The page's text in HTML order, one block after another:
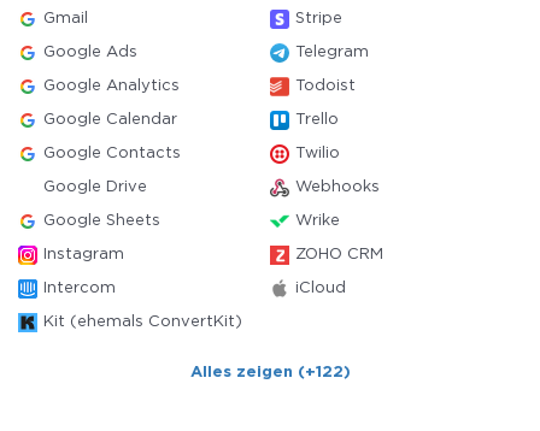
Gmail Stripe
Google Ads Telegram
Google Analytics Todoist
Google Calendar Trello
Google Contacts Twilio
Google Drive Webhooks
Google Sheets Wrike
Instagram ZOHO CRM
Intercom iCloud
Kit (ehemals ConvertKit)
Alles zeigen (+122)